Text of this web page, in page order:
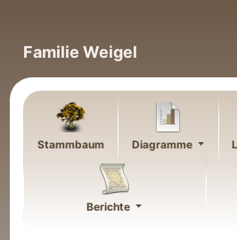
Familie Weigel
Stammbaum Diagramme
Berichte